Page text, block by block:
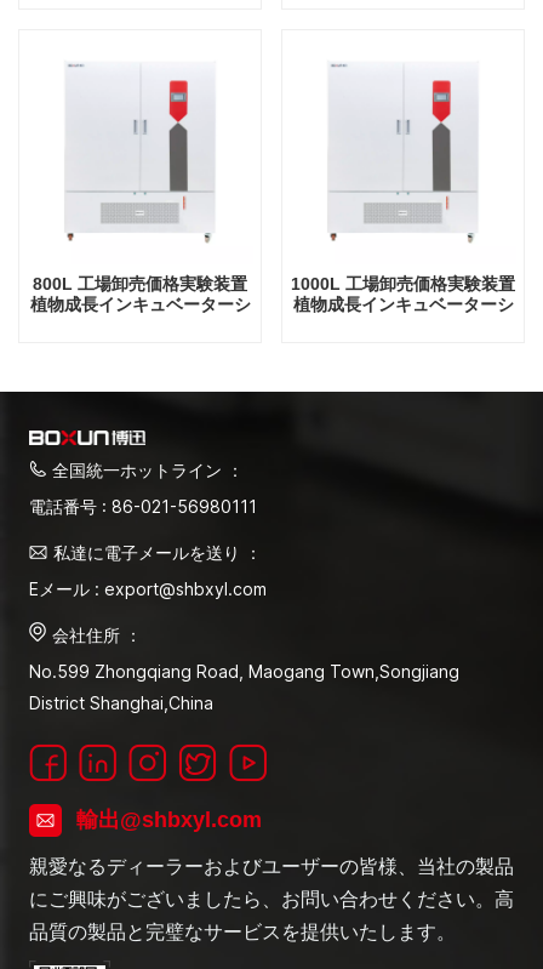
800L 工場卸売価格実験装置
植物成長インキュベーターシ
1000L 工場卸売価格実験装置
植物成長インキュベーターシ
全国統一ホットライン ：
電話番号 : 86-021-56980111
私達に電子メールを送り ：
Eメール : export@shbxyl.com
会社住所 ：
No.599 Zhongqiang Road, Maogang Town,Songjiang
District Shanghai,China
輸出@shbxyl.com
親愛なるディーラーおよびユーザーの皆様、当社の製品
にご興味がございましたら、お問い合わせください。高
品質の製品と完璧なサービスを提供いたします。